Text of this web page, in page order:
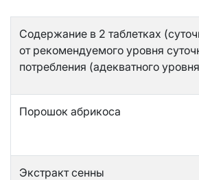
Содержание в 2 таблетках
от рекомендуемого уровня
потребления (адекватного
Порошок абрикоса
Экстракт сенны